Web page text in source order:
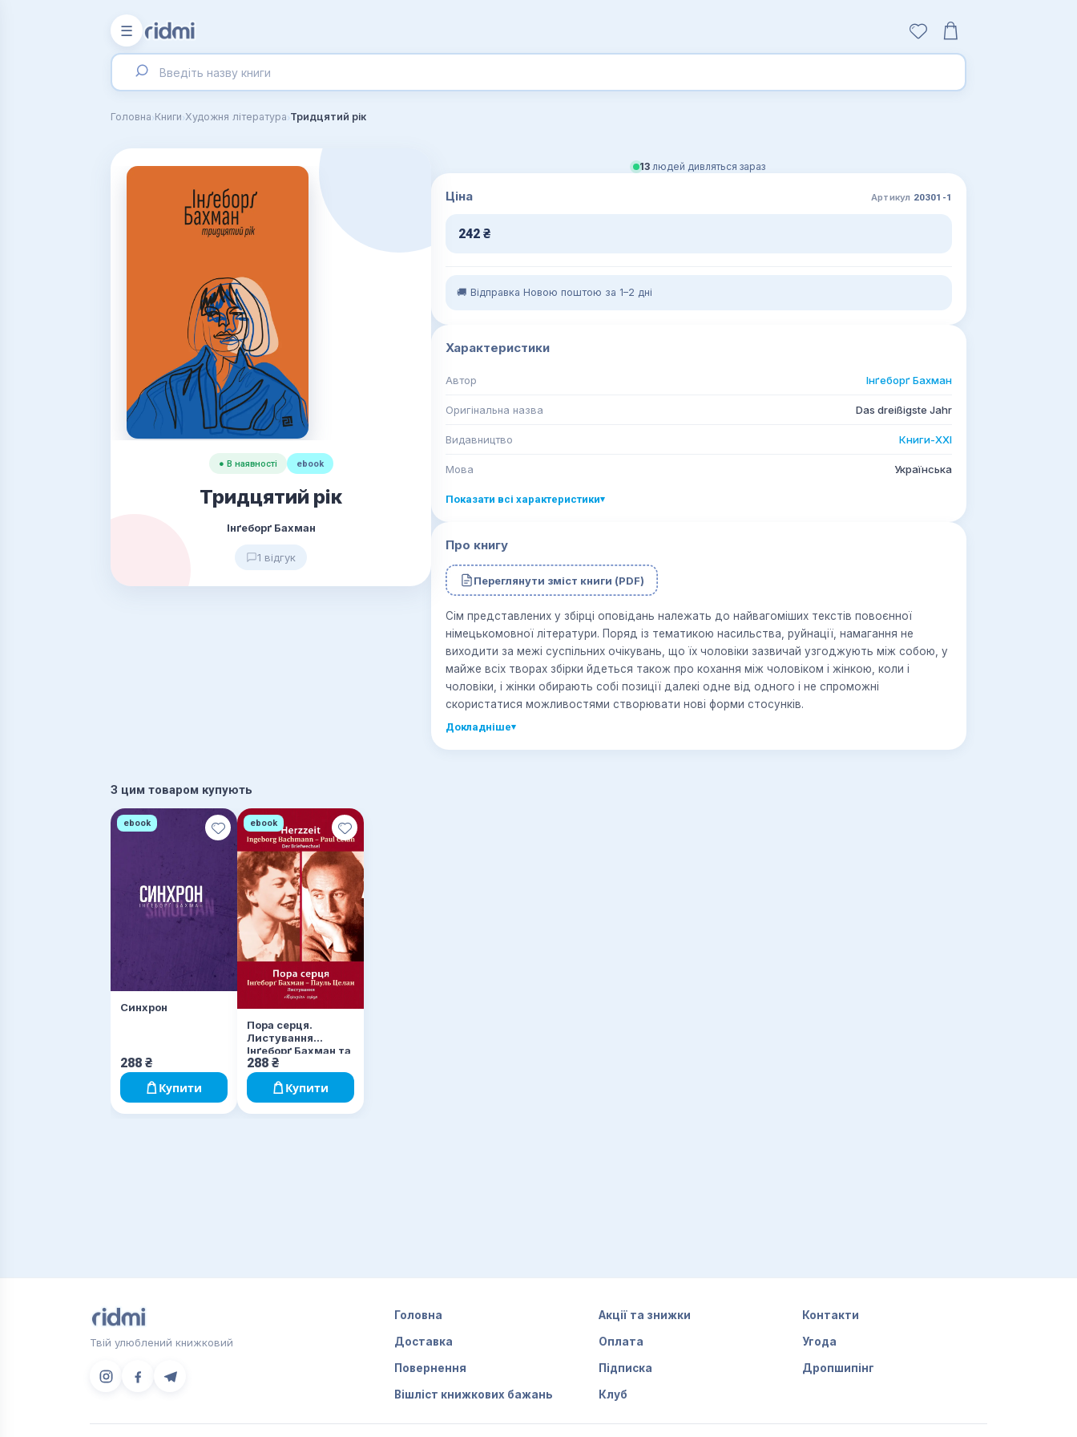
☰
Головна›Книги›Художня література›Тридцятий рік
● В наявності ebook
Тридцятий рік
Інґеборґ Бахман
1 відгук
13людей дивляться зараз
Ціна Артикул 20301-1
242 ₴
🚚 Відправка Новою поштою за 1–2 дні
Характеристики
Автор Інґеборґ Бахман
Оригінальна назва Das dreißigste Jahr
Видавництво Книги-ХХІ
Мова Українська
Показати всі характеристики▾
Про книгу
Переглянути зміст книги (PDF)
Сім представлених у збірці оповідань належать до найвагоміших текстів повоєнної
німецькомовної літератури. Поряд із тематикою насильства, руйнації, намагання не
виходити за межі суспільних очікувань, що їх чоловіки зазвичай узгоджують між собою, у
майже всіх творах збірки йдеться також про кохання між чоловіком і жінкою, коли і
чоловіки, і жінки обирають собі позиції далекі одне від одного і не спроможні
скористатися можливостями створювати нові форми стосунків.
Докладніше▾
З цим товаром купують
ebook
Синхрон
288 ₴
Купити
ebook
Пора серця.
Листування
Інґеборґ Бахман та
Пауля Целана
288 ₴
Купити
Твій улюблений книжковий
Головна Акції та знижки Контакти
Доставка Оплата Угода
Повернення Підписка Дропшипінг
Вішліст книжкових бажань Клуб